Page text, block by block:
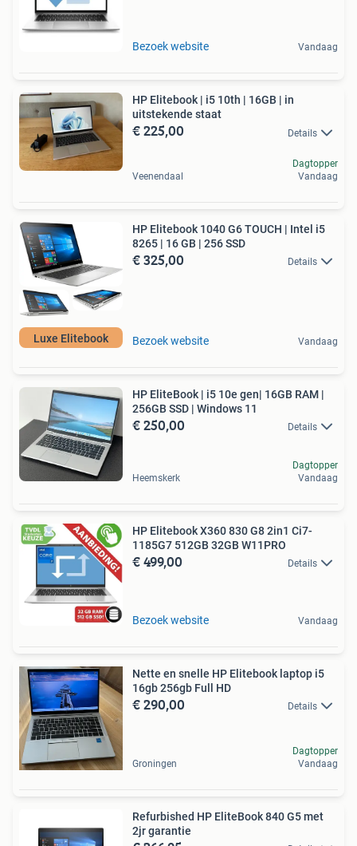
Bezoek website Vandaag
HP Elitebook | i5 10th | 16GB | in
uitstekende staat
€ 225,00 Details
Veenendaal
Dagtopper
Vandaag
Luxe Elitebook
HP Elitebook 1040 G6 TOUCH | Intel i5
8265 | 16 GB | 256 SSD
€ 325,00 Details
Bezoek website Vandaag
HP EliteBook | i5 10e gen| 16GB RAM |
256GB SSD | Windows 11
€ 250,00 Details
Heemskerk
Dagtopper
Vandaag
HP Elitebook X360 830 G8 2in1 Ci7-
1185G7 512GB 32GB W11PRO
€ 499,00 Details
Bezoek website Vandaag
Nette en snelle HP Elitebook laptop i5
16gb 256gb Full HD
€ 290,00 Details
Groningen
Dagtopper
Vandaag
Refurbished HP EliteBook 840 G5 met
2jr garantie